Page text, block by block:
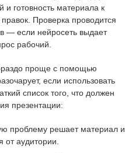
готовность материала к
Проверка проводится
— если нейросеть выдает
рабочий.
проще с помощью
если использовать
список того, что должен
презентации:
проблему решает материал и
от аудитории.